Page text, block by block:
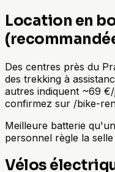
Location en
Des centres près du
des trekking à
autres indiquent ~69
confirmez sur /bike-
Meilleure batterie
personnel règle la
Vélos